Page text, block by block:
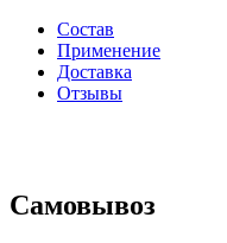
Состав
Применение
Доставка
Отзывы
Самовывоз